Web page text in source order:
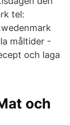
tel:
måltider -
och laga
och